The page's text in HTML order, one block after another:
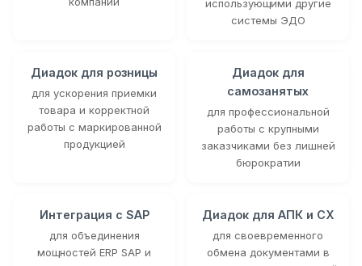
использующими другие
системы ЭДО
Диадок для розницы
для ускорения приемки
товара и корректной
работы с маркированной
продукцией
Диадок для
самозанятых
для профессиональной
работы с крупными
заказчиками без лишней
бюрократии
Интеграция с SAP
для объединения
мощностей ERP SAP и
Диадок для АПК и СХ
для своевременного
обмена документами в